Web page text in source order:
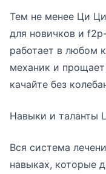
Тем не менее Ци
для новичков и
работает в любом
механик и
качайте без
Навыки и таланты
Вся система
навыках, которые